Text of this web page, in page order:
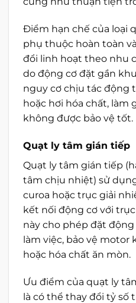
Điểm hạn chế của loại
phụ thuộc hoàn toàn
đổi linh hoạt theo nhu
do động cơ đặt gần
nguy cơ chịu tác động
hoặc hơi hóa chất, làm
không được bảo vệ tốt.
Quạt ly tâm gián tiếp
Quạt ly tâm gián tiếp
tâm chịu nhiệt) sử
curoa hoặc trục giải
kết nối động cơ với
này cho phép đặt
làm việc, bảo vệ motor
hoặc hóa chất ăn mòn.
Ưu điểm của quạt ly
là có thể thay đổi tỷ số